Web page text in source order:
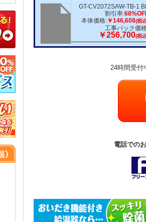
GT-CV2072SAW-TB-1
割引率:
本体価格: ￥146,608(税
工事パック価
￥256,700(税
24時間受付
電話での